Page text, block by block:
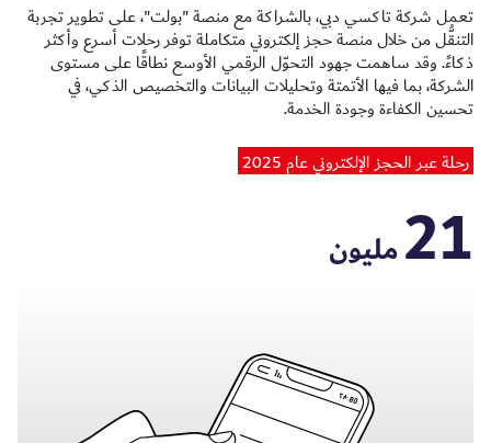
تعمل شركة تاكسي دبي، بالشراكة مع منصة "بولت"، على تطوير تجربة
التنقُّل من خلال منصة حجز إلكتروني متكاملة توفر رحلات أسرع وأكثر
ذكاءً. وقد ساهمت جهود التحوّل الرقمي الأوسع نطاقًا على مستوى
الشركة، بما فيها الأتمتة وتحليلات البيانات والتخصيص الذكي، في
تحسين الكفاءة وجودة الخدمة.
رحلة عبر الحجز الإلكتروني عام 2025
21مليون